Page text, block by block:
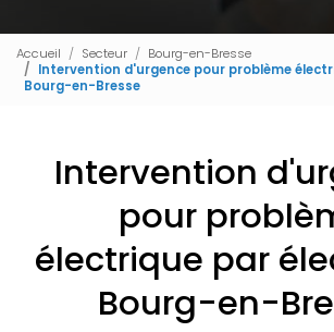
Accueil Secteur
Bourg-en-Bresse
Intervention d'urgence pour problème
Bourg-en-Bresse
Intervention
pour
électrique par
Bourg-en-